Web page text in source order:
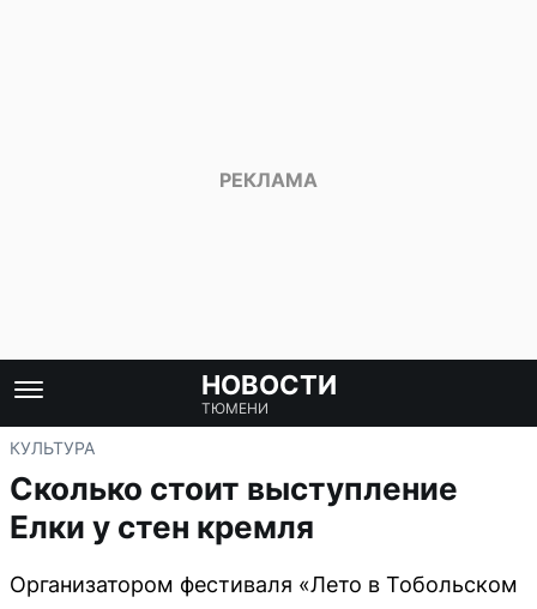
НОВОСТИ
ТЮМЕНИ
КУЛЬТУРА
Сколько стоит выступление
Елки у стен кремля
Организатором фестиваля «Лето в Тобольском